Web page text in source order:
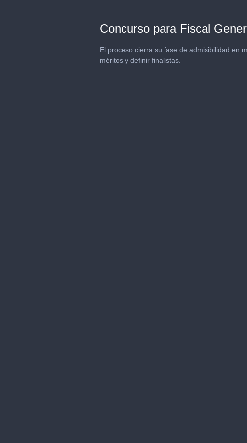
Concurso para Fiscal
El proceso cierra su fase de admisibilidad en
méritos y definir finalistas.